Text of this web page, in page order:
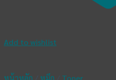
Add to wishlist
หน้าหลัก หมึก Toner